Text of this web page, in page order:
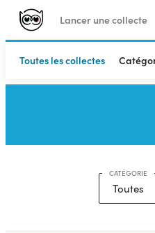
Lancer une collecte
Toutes les collectes
CATÉGORIE